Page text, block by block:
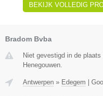
BEKIJK VOLLEDIG
Bradom Bvba
Niet gevestigd in de
Henegouwen.
Antwerpen » Edegem